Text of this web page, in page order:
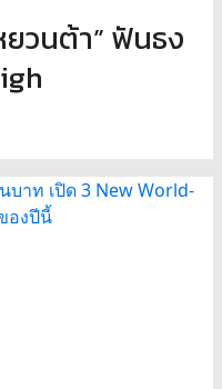
วนต้า” ฟันธง